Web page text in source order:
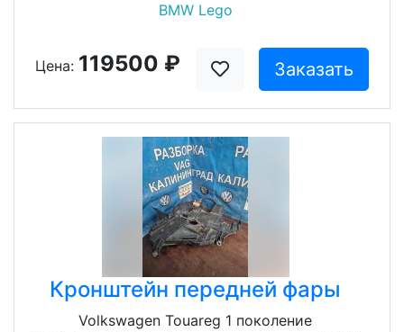
BMW Lego
Цена: 119500 ₽ Заказать
Кронштейн передней фары
Volkswagen Touareg 1 поколение